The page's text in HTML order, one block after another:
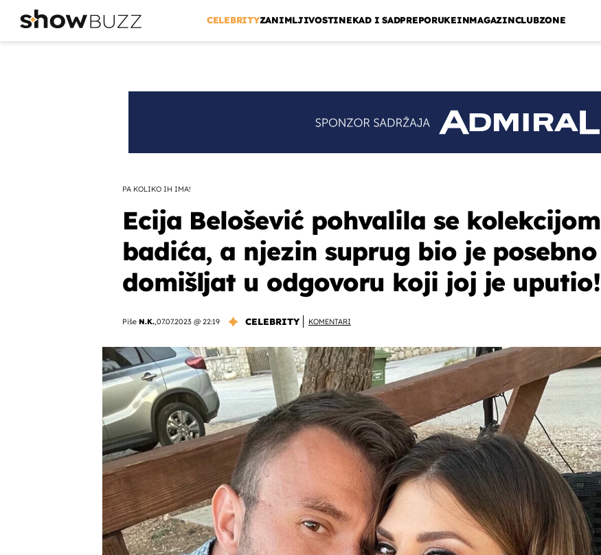
CELEBRITYZANIMLJIVOSTINEKAD I SADPREPORUKEINMAGAZINCLUBZONE
PA KOLIKO IH IMA!
Ecija Belošević pohvalila se kolekcijom
badića, a njezin suprug bio je posebno
domišljat u odgovoru koji joj je uputio!
Piše N.K.,07.07.2023 @ 22:19 CELEBRITY KOMENTARI